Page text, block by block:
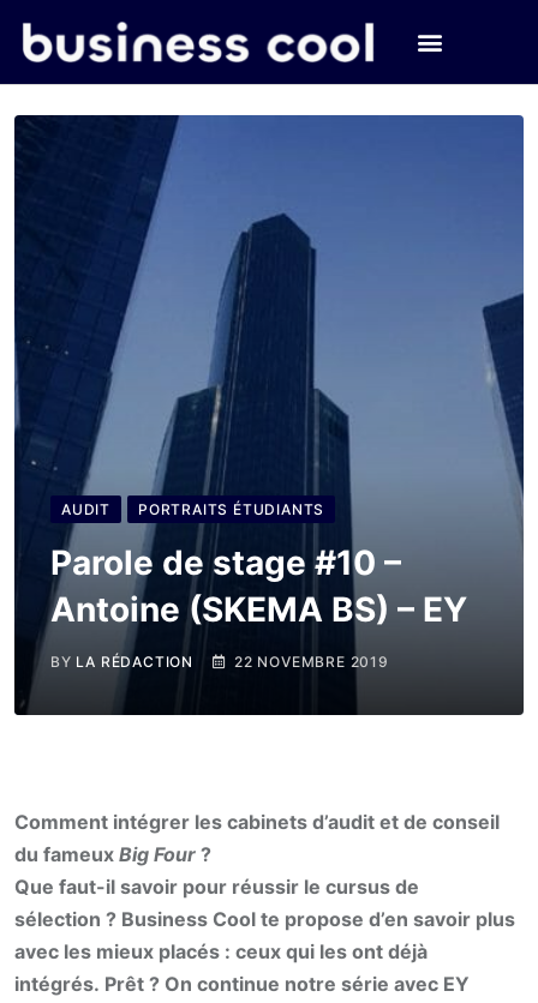
AUDIT PORTRAITS ÉTUDIANTS
Parole de stage #10 –
Antoine (SKEMA BS) – EY
BY LA RÉDACTION 22 NOVEMBRE 2019
Comment intégrer les cabinets d’audit et de conseil
du fameux Big Four ?
Que faut-il savoir pour réussir le cursus de
sélection ? Business Cool te propose d’en savoir plus
avec les mieux placés : ceux qui les ont déjà
intégrés. Prêt ? On continue notre série avec EY